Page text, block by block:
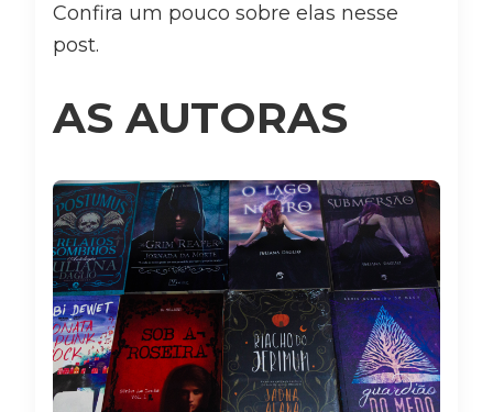
Confira um pouco sobre elas nesse
post.
AS AUTORAS